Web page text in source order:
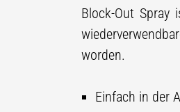
Block-Out Spray
worden.
Einfach in der